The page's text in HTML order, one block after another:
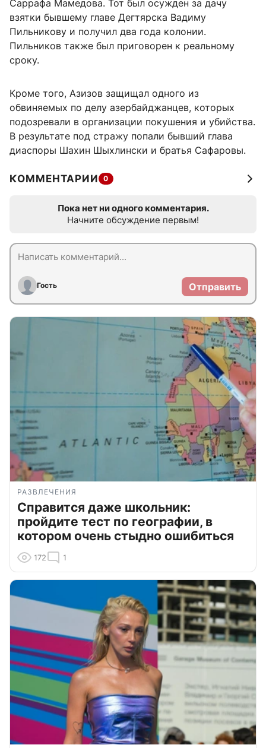
Саррафа Мамедова. Тот был осужден за дачу
взятки бывшему главе Дегтярска Вадиму
Пильникову и получил два года колонии.
Пильников также был приговорен к реальному
сроку.
Кроме того, Азизов защищал одного из
обвиняемых по делу азербайджанцев, которых
подозревали в организации покушения и убийства.
В результате под стражу попали бывший глава
диаспоры Шахин Шыхлински и братья Сафаровы.
КОММЕНТАРИИ 0
Пока нет ни одного комментария.
Начните обсуждение первым!
Гость Отправить
РАЗВЛЕЧЕНИЯ
Справится даже школьник:
пройдите тест по географии, в
котором очень стыдно ошибиться
172 1